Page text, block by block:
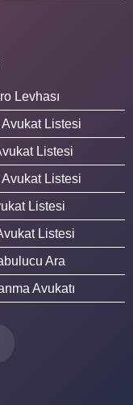
Levhası
Listesi
Listesi
Listesi
Listesi
Listesi
Ara
Avukatı